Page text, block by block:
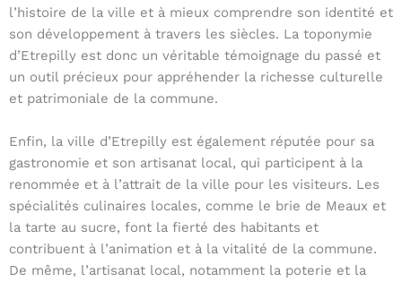
l’histoire de la ville et à mieux comprendre son identité et
son développement à travers les siècles. La toponymie
d’Etrepilly est donc un véritable témoignage du passé et
un outil précieux pour appréhender la richesse culturelle
et patrimoniale de la commune.
Enfin, la ville d’Etrepilly est également réputée pour sa
gastronomie et son artisanat local, qui participent à la
renommée et à l’attrait de la ville pour les visiteurs. Les
spécialités culinaires locales, comme le brie de Meaux et
la tarte au sucre, font la fierté des habitants et
contribuent à l’animation et à la vitalité de la commune.
De même, l’artisanat local, notamment la poterie et la